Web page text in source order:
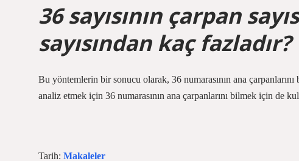
36 sayısının çarpan
sayısından kaç fazladır?
Bu yöntemlerin bir sonucu olarak, 36 numarasının ana
analiz etmek için 36 numarasının ana çarpanlarını bilmek için de
Tarih: Makaleler